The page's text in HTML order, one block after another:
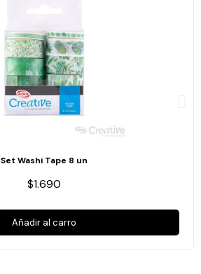
Set Washi Tape 8 un
$1.690
Añadir al carro